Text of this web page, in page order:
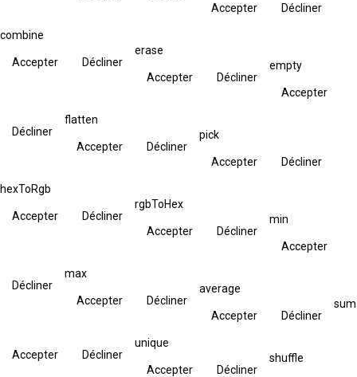
Accepter Décliner
combine
Accepter Décliner
erase
Accepter Décliner
empty
Accepter
Décliner
flatten
Accepter Décliner
pick
Accepter Décliner
hexToRgb
Accepter Décliner
rgbToHex
Accepter Décliner
min
Accepter
Décliner
max
Accepter Décliner
average
Accepter Décliner
sum
Accepter Décliner
unique
Accepter Décliner
shuffle